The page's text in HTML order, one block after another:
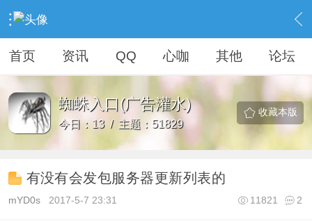
› 蜘蛛 • 灌水 › 蜘蛛入口(广告灌水)
首页 资讯 QQ 心咖 其他 论坛
蜘蛛入口(广告灌水)
今日：13 / 主题：51829
收藏本版
有没有会发包服务器更新列表的
mYD0s2017-5-7 23:31 2
11821